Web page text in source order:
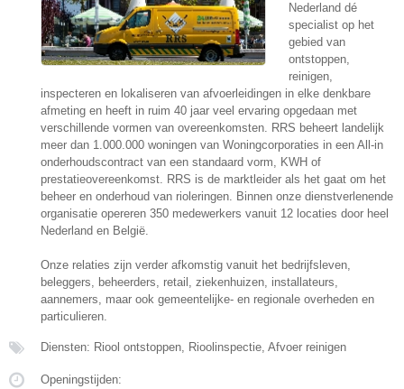
Nederland dé
specialist op het
gebied van
ontstoppen,
reinigen,
inspecteren en lokaliseren van afvoerleidingen in elke denkbare
afmeting en heeft in ruim 40 jaar veel ervaring opgedaan met
verschillende vormen van overeenkomsten. RRS beheert landelijk
meer dan 1.000.000 woningen van Woningcorporaties in een All-in
onderhoudscontract van een standaard vorm, KWH of
prestatieovereenkomst. RRS is de marktleider als het gaat om het
beheer en onderhoud van rioleringen. Binnen onze dienstverlenende
organisatie opereren 350 medewerkers vanuit 12 locaties door heel
Nederland en België.
Onze relaties zijn verder afkomstig vanuit het bedrijfsleven,
beleggers, beheerders, retail, ziekenhuizen, installateurs,
aannemers, maar ook gemeentelijke- en regionale overheden en
particulieren.
Diensten: Riool ontstoppen, Rioolinspectie, Afvoer reinigen
Openingstijden: